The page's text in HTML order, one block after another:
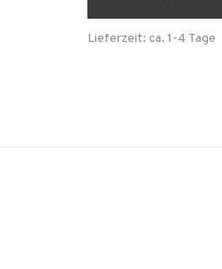
Lieferzeit: ca. 1-4 Tage